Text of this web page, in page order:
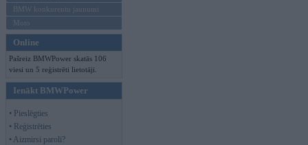
BMW konkurentu jaunumi
Moto
Online
Pašreiz BMWPower skatās 106
viesi un 5 reģistrēti lietotāji.
Ienākt BMWPower
• Pieslēgties
• Reģistrēties
• Aizmirsi paroli?